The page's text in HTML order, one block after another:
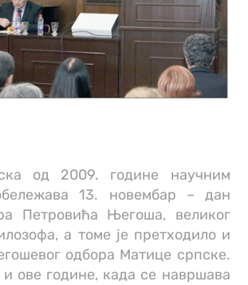
од 2009. године научним
13. новембар – дан
Петровића Његоша, великог
а томе је претходило и
одбора Матице српске.
ове године, када се навршава